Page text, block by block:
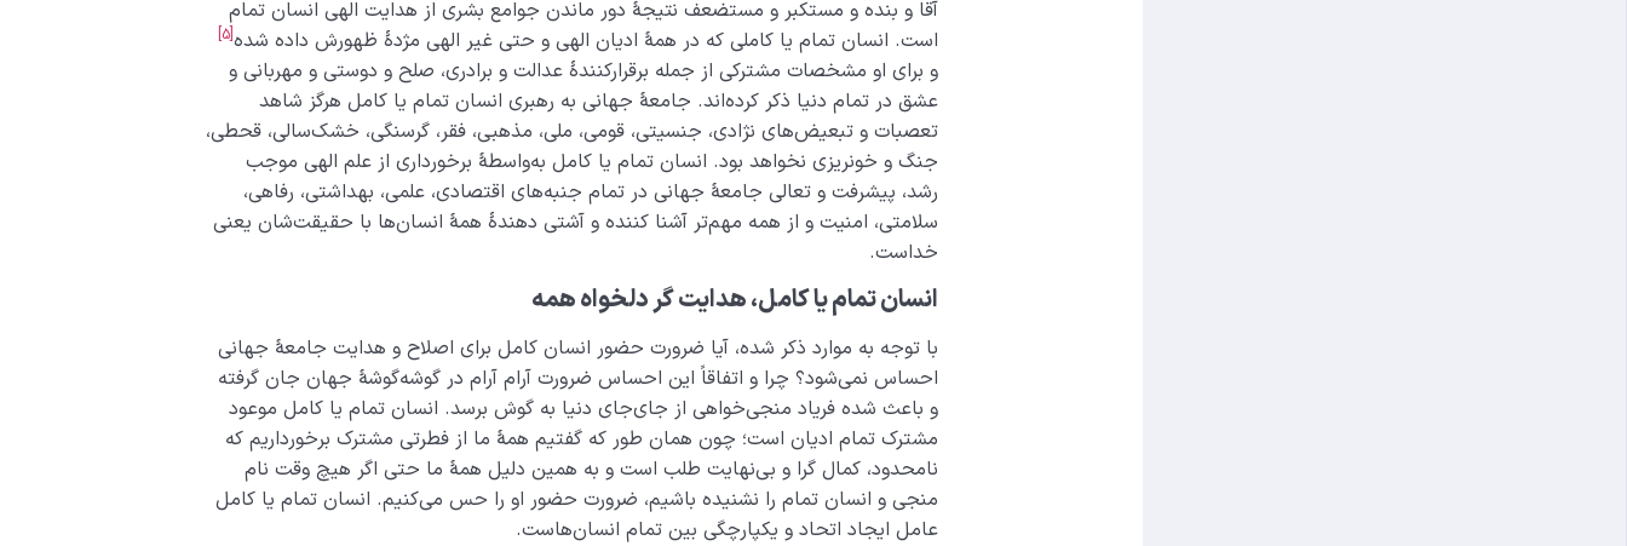
آقا و بنده و مستکبر و مستضعف نتیجۀ دور ماندن جوامع بشری از هدایت الهی انسان تمام
است. انسان تمام یا کاملی که در همۀ ادیان الهی و حتی غیر الهی مژدۀ ظهورش داده شده[5]
و برای او مشخصات مشترکی از جمله برقرارکنندۀ عدالت و برادری، صلح و دوستی و مهربانی و
عشق در تمام دنیا ذکر کرده‌اند. جامعۀ جهانی به رهبری انسان تمام یا کامل هرگز شاهد
تعصبات و تبعیض‌های نژادی، جنسیتی، قومی، ملی، مذهبی، فقر، گرسنگی، خشک‌سالی، قحطی،
جنگ و خونریزی نخواهد بود. انسان تمام یا کامل به‌واسطۀ برخورداری از علم الهی موجب
رشد، پیشرفت و تعالی جامعۀ جهانی در تمام جنبه‌های اقتصادی، علمی، بهداشتی، رفاهی،
سلامتی، امنیت و از همه مهم‌تر آشنا کننده و آشتی ‌دهندۀ همۀ انسان‌ها با حقیقت‌شان یعنی
خداست.
انسان تمام یا کامل، هدایت گر دلخواه همه
با توجه به موارد ذکر شده، آیا ضرورت حضور انسان کامل برای اصلاح و هدایت جامعۀ جهانی
احساس نمی‌شود؟ چرا و اتفاقاً این احساس ضرورت آرام آرام در گوشه‌گوشۀ جهان جان گرفته
و باعث شده فریاد منجی‌خواهی از جای‌جای دنیا به گوش برسد. انسان تمام یا کامل موعود
مشترک تمام ادیان است؛ چون همان طور که گفتیم همۀ ما از فطرتی مشترک برخورداریم که
نامحدود، کمال گرا و بی‌نهایت طلب است و به همین دلیل همۀ ما حتی اگر هیچ وقت نام
منجی و انسان تمام را نشنیده باشیم، ضرورت حضور او را حس می‌کنیم. انسان تمام یا کامل
عامل ایجاد اتحاد و یکپارچگی بین تمام انسان‌هاست.